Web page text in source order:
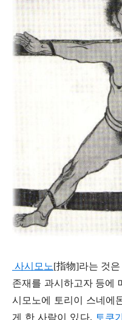
사시모노[指物]라는 것은
존재를 과시하고자 등에
시모노에 토리이 스네에
게 한 사람이 있다. 토쿠